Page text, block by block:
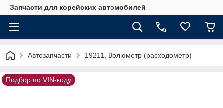
Запчасти для корейских автомобилей
Автозапчасти 19211, Волюметр (расходометр)
Подбор по VIN-коду